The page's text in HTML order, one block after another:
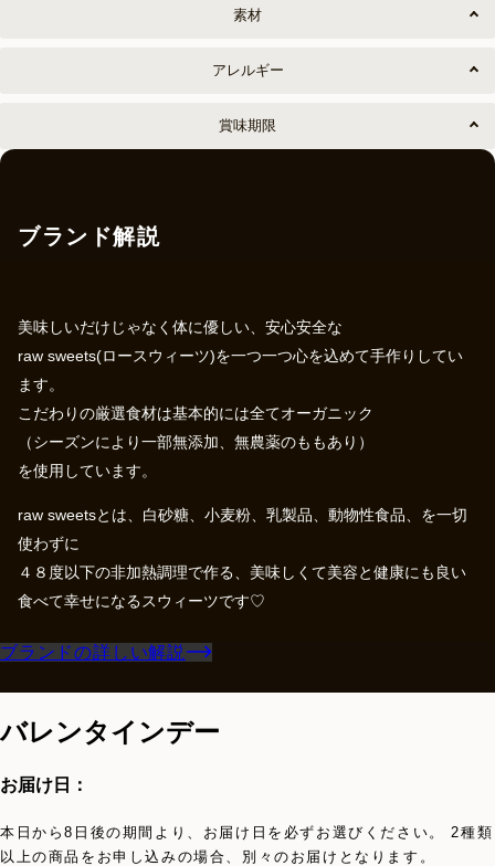
素材
アレルギー
賞味期限
ブランド解説
美味しいだけじゃなく体に優しい、安心安全な
raw sweets(ロースウィーツ)を一つ一つ心を込めて手作りしてい
ます。
こだわりの厳選食材は基本的には全てオーガニック
（シーズンにより一部無添加、無農薬のももあり）
を使用しています。
raw sweetsとは、白砂糖、小麦粉、乳製品、動物性食品、を一切
使わずに
４８度以下の非加熱調理で作る、美味しくて美容と健康にも良い
食べて幸せになるスウィーツです♡
ブランドの詳しい解説
バレンタインデー
お届け日：
本日から8日後の期間より、お届け日を必ずお選びください。 2種類
以上の商品をお申し込みの場合、別々のお届けとなります。